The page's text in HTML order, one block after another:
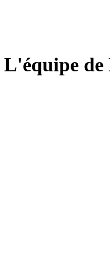
L'équipe de